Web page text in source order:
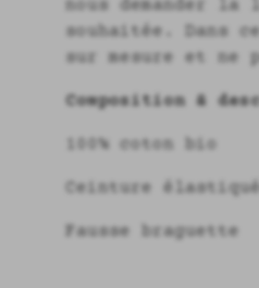
nous demander la
souhaitée. Dans
sur mesure et ne
Composition &
100% coton bio
Ceinture
Fausse braguette